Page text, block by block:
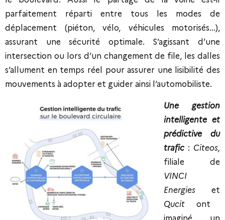
parfaitement réparti entre tous les modes de
déplacement (piéton, vélo, véhicules motorisés…),
assurant une sécurité optimale. S’agissant d’une
intersection ou lors d’un changement de file, les dalles
s’allument en temps réel pour assurer une lisibilité des
mouvements à adopter et guider ainsi l’automobiliste.
Une gestion
intelligente et
prédictive du
trafic: Citeos,
filiale de
VINCI
Energies et
Qucit ont